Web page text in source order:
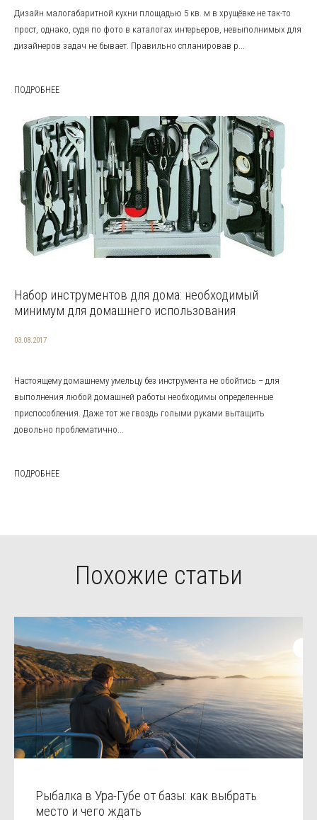
Дизайн малогабаритной кухни площадью 5 кв. м в хрущёвке не так-то
прост, однако, судя по фото в каталогах интерьеров, невыполнимых для
дизайнеров задач не бывает. Правильно спланировав р...
ПОДРОБНЕЕ
Набор инструментов для дома: необходимый
минимум для домашнего использования
03.08.2017
Настоящему домашнему умельцу без инструмента не обойтись – для
выполнения любой домашней работы необходимы определенные
приспособления. Даже тот же гвоздь голыми руками вытащить
довольно проблематично...
ПОДРОБНЕЕ
Похожие статьи
Рыбалка в Ура-Губе от базы: как выбрать
место и чего ждать